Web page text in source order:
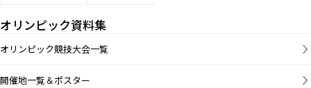
オリンピック資料集
オリンピック競技大会一覧
開催地一覧＆ポスター